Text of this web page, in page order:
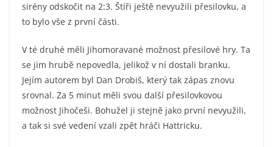
sirény odskočit na 2:3. Štíři ještě nevyužili přesilovku, a
to bylo vše z první části.
V té druhé měli Jihomoravané možnost přesilové hry. Ta
se jim hrubě nepovedla, jelikož v ní dostali branku.
Jejím autorem byl Dan Drobiš, který tak zápas znovu
srovnal. Za 5 minut měli svou další přesilovkovou
možnost Jihočeši. Bohužel ji stejně jako první nevyužili,
a tak si své vedení vzali zpět hráči Hattricku.